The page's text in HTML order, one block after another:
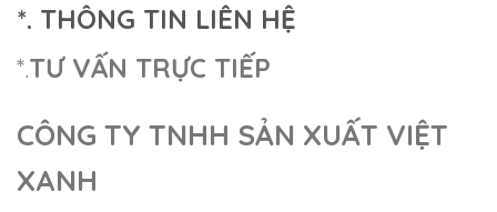
*. THÔNG TIN LIÊN HỆ
*.TƯ VẤN TRỰC TIẾP
CÔNG TY TNHH SẢN XUẤT VIỆT
XANH